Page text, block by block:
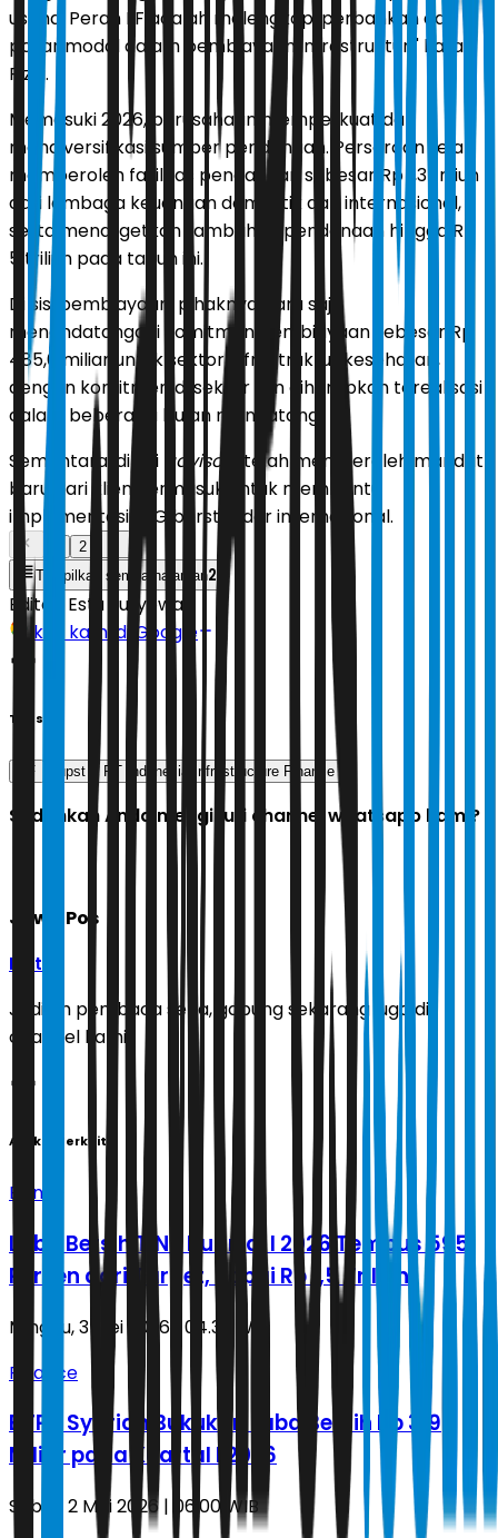
usaha. Peran IIF adalah melengkapi perbankan dan
pasar modal dalam pembiayaan infrastruktur," kata
Rizki.
Memasuki 2026, perusahaan memperkuat dan
mendiversifikasi sumber pendanaan. Perseroan telah
memperoleh fasilitas pendanaan sebesar Rp 1,3 triliun
dari lembaga keuangan domestik dan internasional,
serta menargetkan tambahan pendanaan hingga Rp
5 triliun pada tahun ini.
Di sisi pembiayaan, pihaknya baru saja
menandatangani komitmen pembiayaan sebesar Rp
485,6 miliar untuk sektor infrastruktur kesehatan,
dengan komitmen di sektor lain diharapkan terealisasi
dalam beberapa bulan mendatang.
Sementara, di sisi
advisory telah memperoleh mandat
baru dari klien, termasuk untuk membantu
implementasi ESG berstandar internasional.
2
Tampilkan semua halaman2
Editor: Estu Suryowati
Ikuti kami di Google
Tags
IIF rupst PT Indonesia Infrastructure Finance
Sudahkah Anda mengikuti channel whatsapp kami?
Jawa Pos
Ikuti
Jadilah pembaca setia, gabung sekarang juga di
channel kami!
Artikel Terkait
Bisnis
Laba Bersih TINS Kuartal I 2026 Tembus 595
Persen dari Target, capai Rp 1,5 Triliun
Minggu, 3 Mei 2026 | 04.39 WIB
Finance
BTPN Syariah Bukukan Laba Bersih Rp 319
Miliar pada Kuartal I 2026
Sabtu, 2 Mei 2026 | 06.00 WIB